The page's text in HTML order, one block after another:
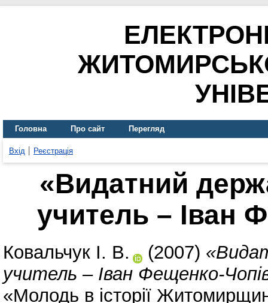
Головна Про сайт Перегляд
Вхід Реєстрація
«Видатний
учитель – Іван
Ковальчук І. В. (2007)
учитель – Іван Фещенко-
«Молодь в історії